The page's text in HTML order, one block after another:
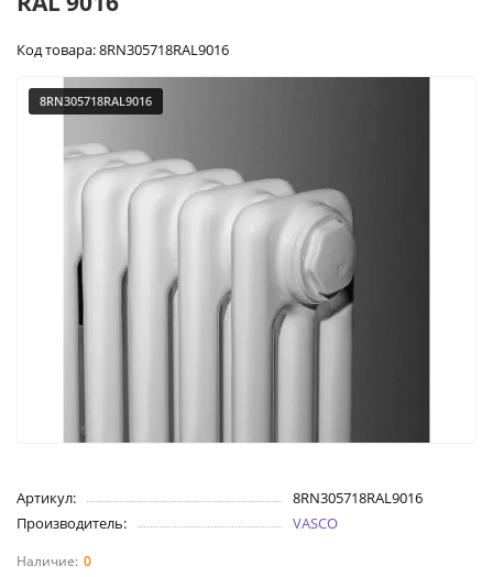
Код товара: 8RN305718RAL9016
8RN305718RAL9016
Артикул:
8RN305718RAL9016
Производитель:
VASCO
0